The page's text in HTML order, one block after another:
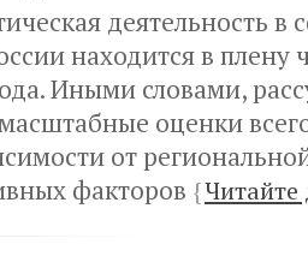
деятельность в
находится в плену
Иными словами,
оценки
от
факторов {Читайте